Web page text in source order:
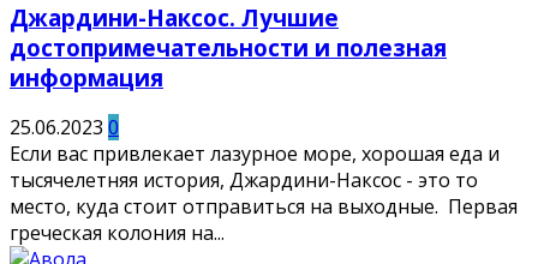
Джардини-Наксос. Лучшие
достопримечательности и полезная
информация
25.06.2023 0
Если вас привлекает лазурное море, хорошая еда и
тысячелетняя история, Джардини-Наксос - это то
место, куда стоит отправиться на выходные. Первая
греческая колония на...